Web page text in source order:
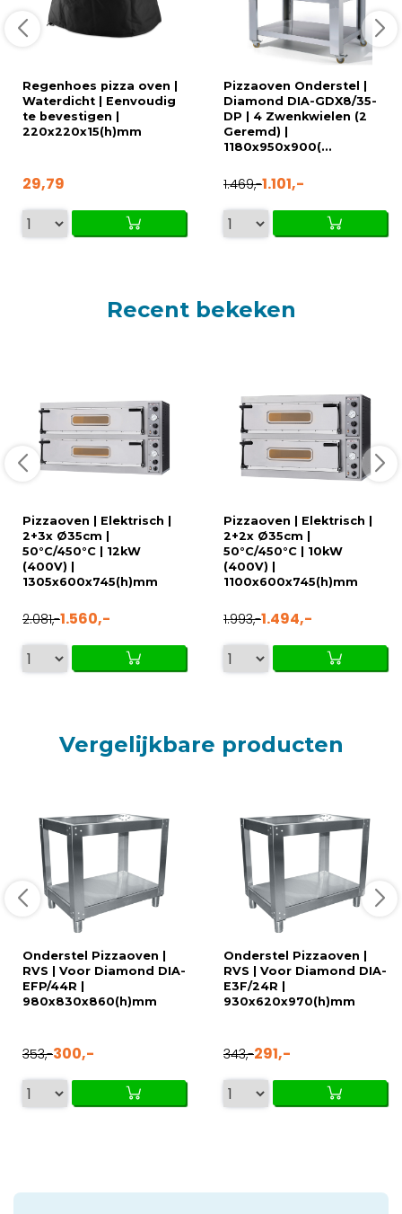
Regenhoes pizza oven |
Waterdicht | Eenvoudig
te bevestigen |
220x220x15(h)mm
29,79
Pizzaoven Onderstel |
Diamond DIA-GDX8/35-
DP | 4 Zwenkwielen (2
Geremd) |
1180x950x900(...
1.469,-1.101,-
Recent bekeken
Pizzaoven | Elektrisch |
2+3x Ø35cm |
50°C/450°C | 12kW
(400V) |
1305x600x745(h)mm
2.081,-1.560,-
Pizzaoven | Elektrisch |
2+2x Ø35cm |
50°C/450°C | 10kW
(400V) |
1100x600x745(h)mm
1.993,-1.494,-
Vergelijkbare producten
Onderstel Pizzaoven |
RVS | Voor Diamond DIA-
EFP/44R |
980x830x860(h)mm
353,-300,-
Onderstel Pizzaoven |
RVS | Voor Diamond DIA-
E3F/24R |
930x620x970(h)mm
343,-291,-